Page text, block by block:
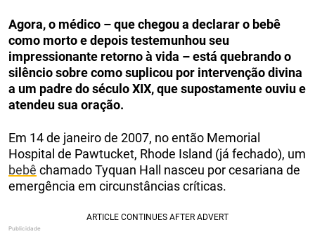
Agora, o médico – que chegou a declarar o bebê
como morto e depois testemunhou seu
impressionante retorno à vida – está quebrando o
silêncio sobre como suplicou por intervenção divina
a um padre do século XIX, que supostamente ouviu e
atendeu sua oração.
Em 14 de janeiro de 2007, no então Memorial
Hospital de Pawtucket, Rhode Island (já fechado), um
bebê chamado Tyquan Hall nasceu por cesariana de
emergência em circunstâncias críticas.